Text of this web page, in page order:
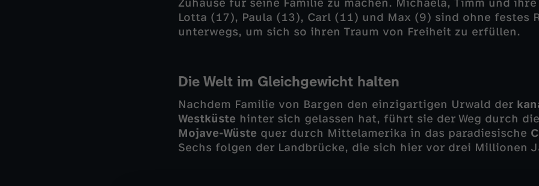
Zuhause für seine Familie zu machen. Michaela, Timm und
Lotta (17), Paula (13), Carl (11) und Max (9) sind ohne festes
unterwegs, um sich so ihren Traum von Freiheit zu erfüllen.
Die Welt im Gleichgewicht halten
Nachdem Familie von Bargen den einzigartigen Urwald der
Westküste hinter sich gelassen hat, führt sie der Weg durch
Mojave-Wüste quer durch Mittelamerika in das paradiesische
Sechs folgen der Landbrücke, die sich hier vor drei Millionen